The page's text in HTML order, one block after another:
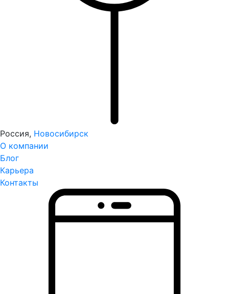
Россия, Новосибирск
О компании
Блог
Карьера
Контакты